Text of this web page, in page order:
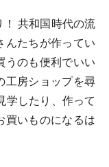
共和国時代の流
んたちが作ってい
うのも便利でいい
工房ショップを尋
学したり、作って
買いものになるは